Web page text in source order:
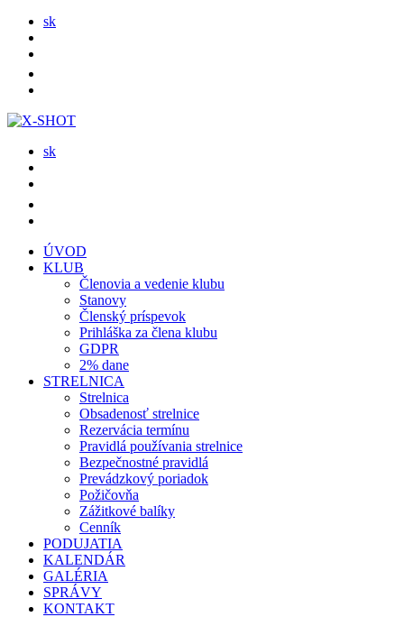
sk
sk
ÚVOD
KLUB
Členovia a vedenie klubu
Stanovy
Členský príspevok
Prihláška za člena klubu
GDPR
2% dane
STRELNICA
Strelnica
Obsadenosť strelnice
Rezervácia termínu
Pravidlá používania strelnice
Bezpečnostné pravidlá
Prevádzkový poriadok
Požičovňa
Zážitkové balíky
Cenník
PODUJATIA
KALENDÁR
GALÉRIA
SPRÁVY
KONTAKT